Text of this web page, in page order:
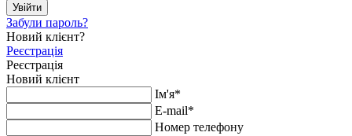
Увійти
Забули пароль?
Новий клієнт?
Реєстрація
Реєстрація
Новий клієнт
Ім'я*
E-mail*
Номер телефону